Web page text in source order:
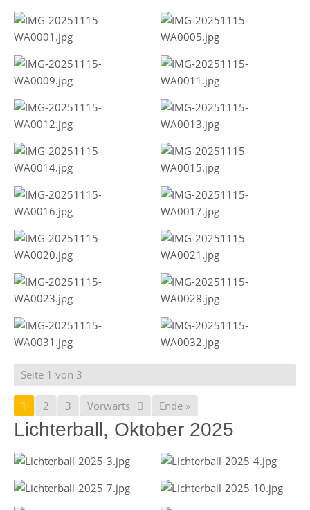
Seite 1 von 3
1 2 3 Vorwärts Ende »
Lichterball, Oktober 2025